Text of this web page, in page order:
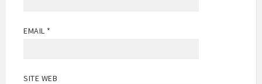
EMAIL *
SITE WEB